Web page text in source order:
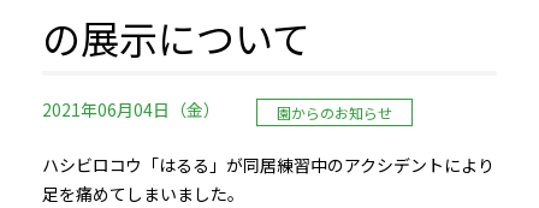
の展示について
2021年06月04日（金） 園からのお知らせ
ハシビロコウ「はるる」が同居練習中のアクシデントにより
足を痛めてしまいました。